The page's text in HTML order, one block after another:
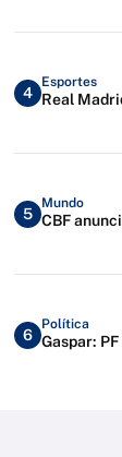
4
Esportes
Real
5
Mundo
CBF
6
Política
Gaspar: